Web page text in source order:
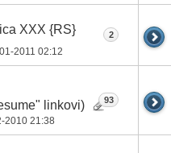
XXX {RS}
2011 02:12
2
linkovi)
2010 21:38
93